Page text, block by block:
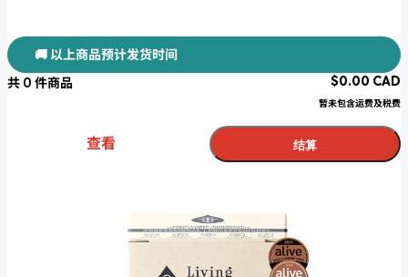
🚚 以上商品预计发货时间
共 0 件商品 $0.00 CAD
暂未包含运费及税费
查看 结算